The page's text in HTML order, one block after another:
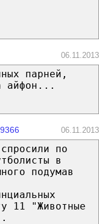
06.11.2013
парней,
айфон...
06.11.2013
по
в
подумав
11 "Животные